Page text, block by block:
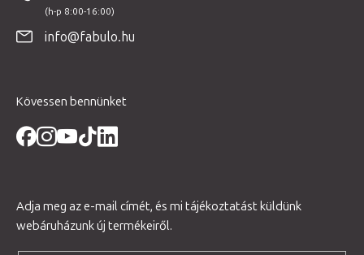
info@fabulo.hu
Kövessen bennünket
Adja meg az e-mail címét, és mi tájékoztatást küldünk
webáruházunk új termékeiről.